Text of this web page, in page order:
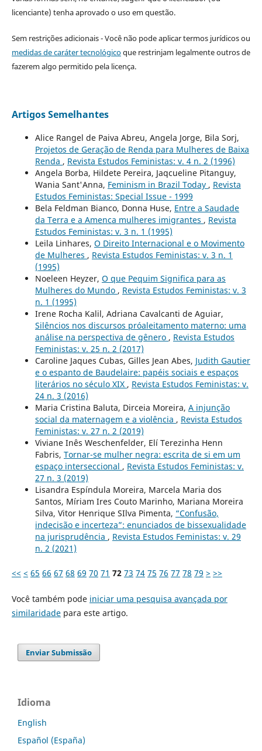
licenciante) tenha aprovado o uso em questão.
Sem restrições adicionais - Você não pode aplicar termos jurídicos ou
medidas de caráter tecnológicoque restrinjam legalmente outros de
fazerem algo permitido pela licença.
Artigos Semelhantes
Alice Rangel de Paiva Abreu, Angela Jorge, Bila Sorj,
Projetos de Geração de Renda para Mulheres de Baixa
Renda , Revista Estudos Feministas: v. 4 n. 2 (1996)
Angela Borba, Hildete Pereira, Jaqcueline Pitanguy,
Wania Sant'Anna, Feminism in Brazil Today , Revista
Estudos Feministas: Special Issue - 1999
Bela Feldman Bianco, Donna Huse, Entre a Saudade
da Terra e a Amenca mulheres imigrantes , Revista
Estudos Feministas: v. 3 n. 1 (1995)
Leila Linhares, O Direito Internacional e o Movimento
de Mulheres , Revista Estudos Feministas: v. 3 n. 1
(1995)
Noeleen Heyzer, O que Pequim Significa para as
Mulheres do Mundo , Revista Estudos Feministas: v. 3
n. 1 (1995)
Irene Rocha Kalil, Adriana Cavalcanti de Aguiar,
Silêncios nos discursos próaleitamento materno: uma
análise na perspectiva de gênero , Revista Estudos
Feministas: v. 25 n. 2 (2017)
Caroline Jaques Cubas, Gilles Jean Abes, Judith Gautier
e o espanto de Baudelaire: papéis sociais e espaços
literários no século XIX , Revista Estudos Feministas: v.
24 n. 3 (2016)
Maria Cristina Baluta, Dirceia Moreira, A injunção
social da maternagem e a violência , Revista Estudos
Feministas: v. 27 n. 2 (2019)
Viviane Inês Weschenfelder, Elí Terezinha Henn
Fabris, Tornar-se mulher negra: escrita de si em um
espaço interseccional , Revista Estudos Feministas: v.
27 n. 3 (2019)
Lisandra Espíndula Moreira, Marcela Maria dos
Santos, Míriam Ires Couto Marinho, Mariana Moreira
Silva, Vitor Henrique SIlva Pimenta, “Confusão,
indecisão e incerteza”: enunciados de bissexualidade
na jurisprudência , Revista Estudos Feministas: v. 29
n. 2 (2021)
<< < 65 66 67 68 69 70 71 72 73 74 75 76 77 78 79 > >>
Você também pode iniciar uma pesquisa avançada por
similaridadepara este artigo.
Enviar Submissão
Idioma
English
Español (España)